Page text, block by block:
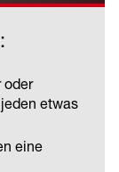
oder
etwas
eine